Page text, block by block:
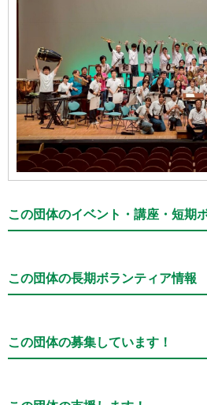
この団体のイベント・講座・短期
この団体の長期ボランティア情報
この団体の募集しています！